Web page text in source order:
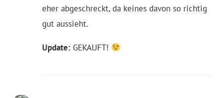
eher abgeschreckt, da keines davon so richtig
gut aussieht.
Update: GEKAUFT!